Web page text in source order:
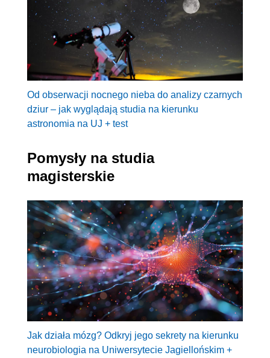
Od obserwacji nocnego nieba do analizy czarnych
dziur – jak wyglądają studia na kierunku
astronomia na UJ + test
Pomysły na studia
magisterskie
Jak działa mózg? Odkryj jego sekrety na kierunku
neurobiologia na Uniwersytecie Jagiellońskim +